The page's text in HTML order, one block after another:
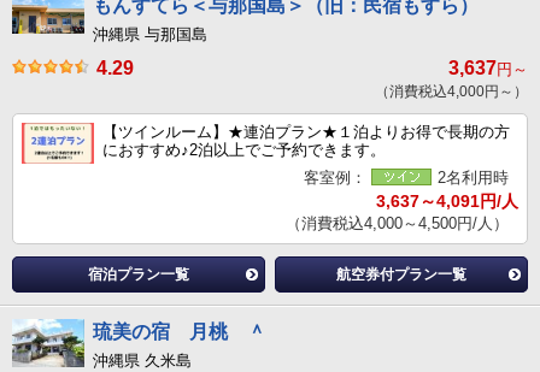
もんすてら＜与那国島＞（旧：民宿もすら）
沖縄県 与那国島
4.29 3,637円～
（消費税込4,000円～）
【ツインルーム】★連泊プラン★１泊よりお得で長期の方
におすすめ♪2泊以上でご予約できます。
客室例：
2名利用時
3,637～4,091円/人
（消費税込4,000～4,500円/人）
宿泊プラン一覧 航空券付プラン一覧
琉美の宿 月桃 ＾
沖縄県 久米島